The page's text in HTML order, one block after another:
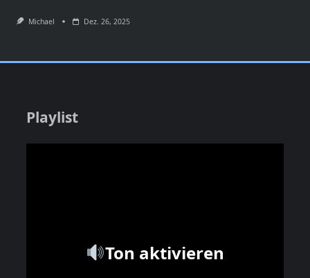
Michael Dez. 26, 2025
Playlist
Ton aktivieren